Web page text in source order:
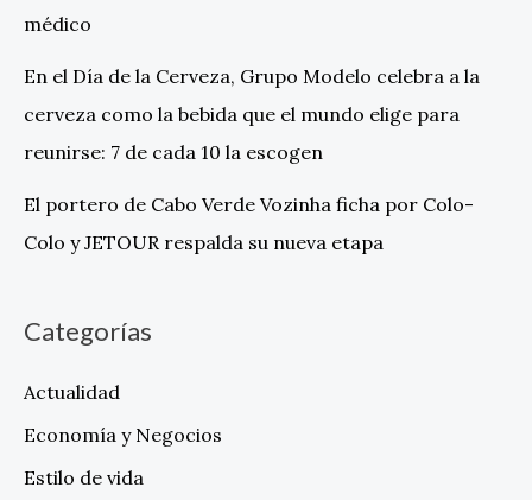
médico
En el Día de la Cerveza, Grupo Modelo celebra a la
cerveza como la bebida que el mundo elige para
reunirse: 7 de cada 10 la escogen
El portero de Cabo Verde Vozinha ficha por Colo-
Colo y JETOUR respalda su nueva etapa
Categorías
Actualidad
Economía y Negocios
Estilo de vida